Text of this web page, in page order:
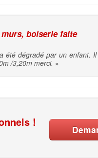
boiserie faite
été dégradé par un enfant.
/3,20m merci. »
!